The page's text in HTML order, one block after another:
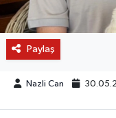
Paylaş
Nazli Can